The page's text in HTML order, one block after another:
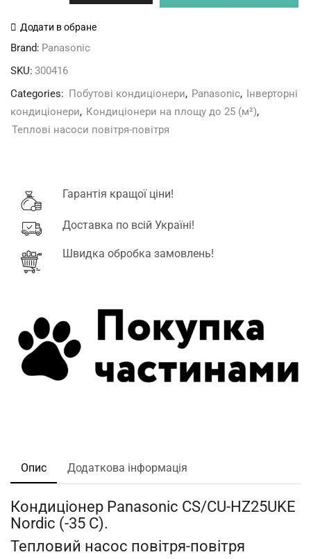
HZ25UKE
Додати в обране
Brand: Panasonic
SKU: 300416
Categories: Побутові кондиціонери, Panasonic, Інверторні
кондиціонери, Кондиціонери на площу до 25 (м²),
Теплові насоси повітря-повітря
Гарантія кращої ціни!
Доставка по всій Україні!
Швидка обробка замовлень!
Опис Додаткова інформація
Кондиціонер Panasonic CS/CU-HZ25UKE
Nordic (-35 C).
Тепловий насос повітря-повітря